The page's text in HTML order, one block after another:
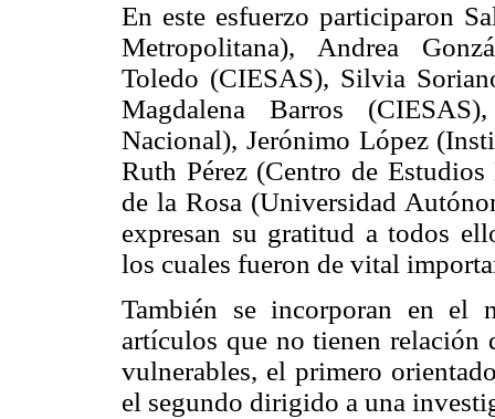
En este esfuerzo participaron
Metropolitana), Andrea
Toledo (CIESAS), Silvia
Magdalena Barros
Nacional), Jerónimo López
Ruth Pérez (Centro de
de la Rosa (Universidad
expresan su gratitud a todos
los cuales fueron de vital
También se incorporan en el
artículos que no tienen relación
vulnerables, el primero
el segundo dirigido a una